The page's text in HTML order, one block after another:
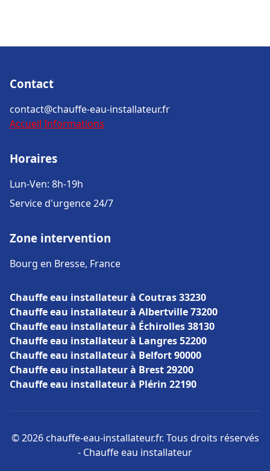
Contact
contact@chauffe-eau-installateur.fr
Accueil Informations
Horaires
Lun-Ven: 8h-19h
Service d'urgence 24/7
Zone intervention
Bourg en Bresse, France
Chauffe eau installateur à Coutras 33230
Chauffe eau installateur à Albertville 73200
Chauffe eau installateur à Échirolles 38130
Chauffe eau installateur à Langres 52200
Chauffe eau installateur à Belfort 90000
Chauffe eau installateur à Brest 29200
Chauffe eau installateur à Plérin 22190
© 2026 chauffe-eau-installateur.fr. Tous droits réservés
- Chauffe eau installateur